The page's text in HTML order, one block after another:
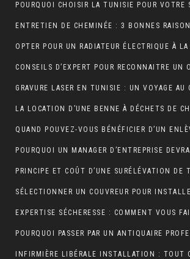
OPTER POUR UN RADIATEUR ÉLECTRIQUE À
PRINCIPE ET COÛT D’UNE SURÉLÉVATION DE
POURQUOI PASSER PAR UN ANTIQUAIRE